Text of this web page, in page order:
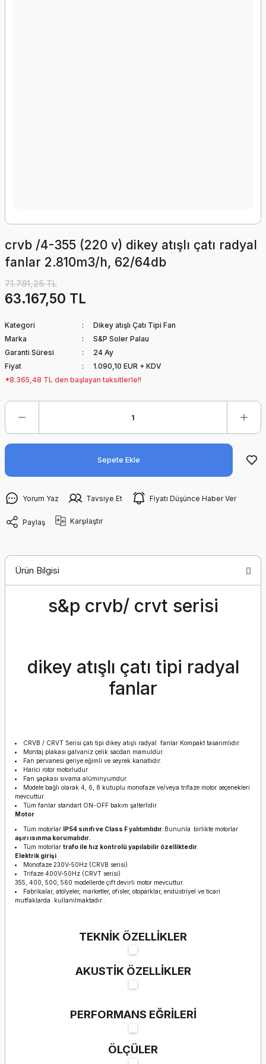
crvb /4-355 (220 v) dikey atışlı çatı radyal
fanlar 2.810m3/h, 62/64db
71.781,25 TL
63.167,50 TL
Kategori
Dikey atışlı Çatı Tipi Fan
Marka
S&P Soler Palau
Garanti Süresi
24 Ay
Fiyat
1.090,10 EUR + KDV
*8.365,48 TL den başlayan taksitlerle!!
Sepete Ekle
Yorum Yaz Tavsiye Et Fiyatı Düşünce Haber Ver
Paylaş Karşılaştır
Ürün Bilgisi
s&p crvb/ crvt serisi
dikey atışlı çatı tipi radyal
fanlar
CRVB / CRVT Serisi çatı tipi dikey atışlı radyal fanlar Kompakt tasarımlıdır.
Montaj plakası galvaniz çelik sacdan mamuldür.
Fan pervanesi geriye eğimli ve seyrek kanatlıdır.
Harici rotor motorludur.
Fan şapkası sıvama alüminyumdur.
Modele bağlı olarak 4, 6, 8 kutuplu monofaze ve/veya trifaze motor seçenekleri
mevcuttur.
Tüm fanlar standart ON-OFF bakım şalterlidir.
Motor
Tüm motorlar IP54 sınıfı ve Class F yalıtımlıdır. Bununla birlikte motorlar
aşırı ısınma korumalıdır.
Tüm motorlartrafo ile hız kontrolü yapılabilir özelliktedir
Elektrik girişi
Monofaze 230V-50Hz (CRVB serisi)
Trifaze 400V-50Hz (CRVT serisi)
355, 400, 500, 560 modellerde çift devirli motor mevcuttur.
Fabrikalar, atölyeler, marketler, ofisler, otoparklar, endüstriyel ve ticari
mutfaklarda kullanılmaktadır..
TEKNİK ÖZELLİKLER
AKUSTİK ÖZELLİKLER
PERFORMANS EĞRİLERİ
ÖLÇÜLER